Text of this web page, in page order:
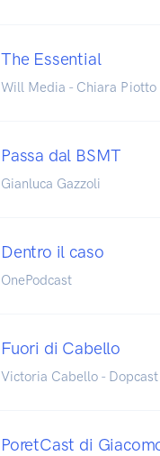
The Essential
Will Media - Chiara Piotto
Passa dal BSMT
Gianluca Gazzoli
Dentro il caso
OnePodcast
Fuori di Cabello
Victoria Cabello - Dopcast
PoretCast di